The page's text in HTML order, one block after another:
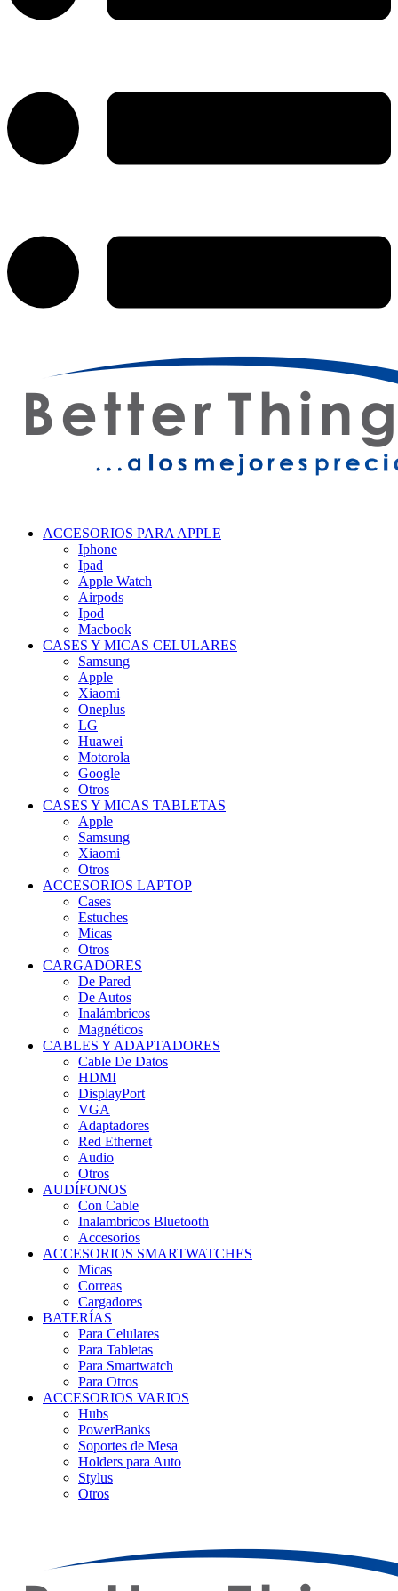
ACCESORIOS PARA APPLE
Iphone
Ipad
Apple Watch
Airpods
Ipod
Macbook
CASES Y MICAS CELULARES
Samsung
Apple
Xiaomi
Oneplus
LG
Huawei
Motorola
Google
Otros
CASES Y MICAS TABLETAS
Apple
Samsung
Xiaomi
Otros
ACCESORIOS LAPTOP
Cases
Estuches
Micas
Otros
CARGADORES
De Pared
De Autos
Inalámbricos
Magnéticos
CABLES Y ADAPTADORES
Cable De Datos
HDMI
DisplayPort
VGA
Adaptadores
Red Ethernet
Audio
Otros
AUDÍFONOS
Con Cable
Inalambricos Bluetooth
Accesorios
ACCESORIOS SMARTWATCHES
Micas
Correas
Cargadores
BATERÍAS
Para Celulares
Para Tabletas
Para Smartwatch
Para Otros
ACCESORIOS VARIOS
Hubs
PowerBanks
Soportes de Mesa
Holders para Auto
Stylus
Otros